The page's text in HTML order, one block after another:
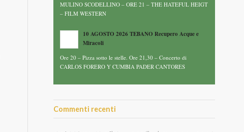
MULINO SCODELLINO – ORE 21 – THE HATEFUL HEIGT
– FILM WESTERN
10 AGOSTO 2026 TEBANO Recupero Acque e
Miracoli
Ore 20 – Pizza sotto le stelle. Ore 21,30 – Concerto di
CARLOS FORERO Y CUMBIA PADER CANTORES
Commenti recenti